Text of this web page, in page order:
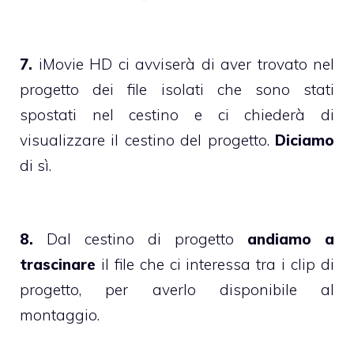
7. iMovie HD ci avviserà di aver trovato nel
progetto dei file isolati che sono stati
spostati nel cestino e ci chiederà di
visualizzare il cestino del progetto. Diciamo
di sì.
8. Dal cestino di progetto andiamo a
trascinare il file che ci interessa tra i clip di
progetto, per averlo disponibile al
montaggio.